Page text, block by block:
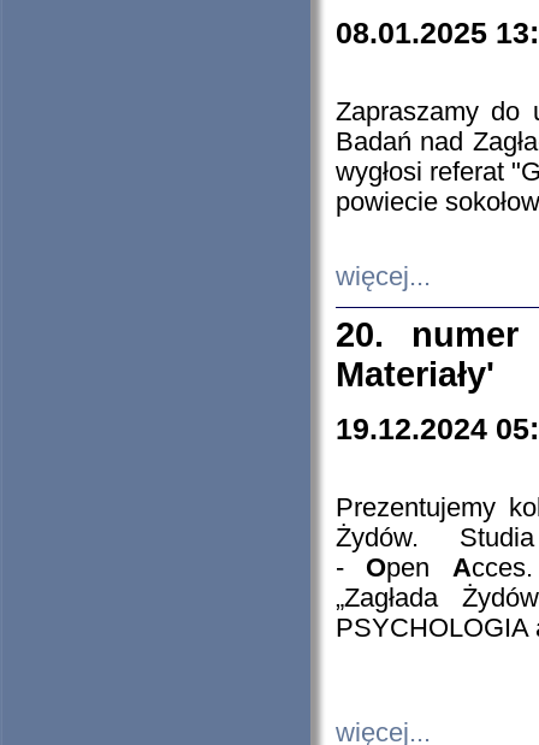
08.01.2025
Zapraszamy do
Badań nad
wygłosi referat
powiecie
więcej...
20. numer
Materiały'
19.12.2024
Prezentujemy
Żydów.
- Open A
„Zagłada
PSYCHOLOGIA
więcej...